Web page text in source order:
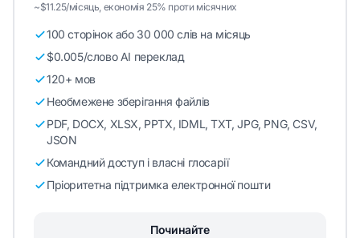
~$11.25/місяць, економія 25% проти місячних
100 сторінок або 30 000 слів на місяць
$0.005/слово AI переклад
120+ мов
Необмежене зберігання файлів
PDF, DOCX, XLSX, PPTX, IDML, TXT, JPG, PNG, CSV,
JSON
Командний доступ і власні глосарії
Пріоритетна підтримка електронної пошти
Починайте